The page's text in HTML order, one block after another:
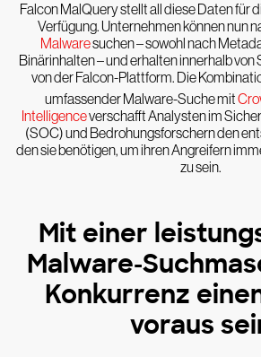
Falcon MalQuery stellt all diese Daten für
Verfügung. Unternehmen können nun
Malwaresuchen – sowohl nach
Binärinhalten – und erhalten innerhalb
von der Falcon-Plattform. Die
umfassender Malware-Suche mit
Intelligenceverschafft Analysten im
(SOC) und Bedrohungsforschern den
den sie benötigen, um ihren Angreifern
zu sein.
Mit einer
Malware-
Konkurrenz
voraus